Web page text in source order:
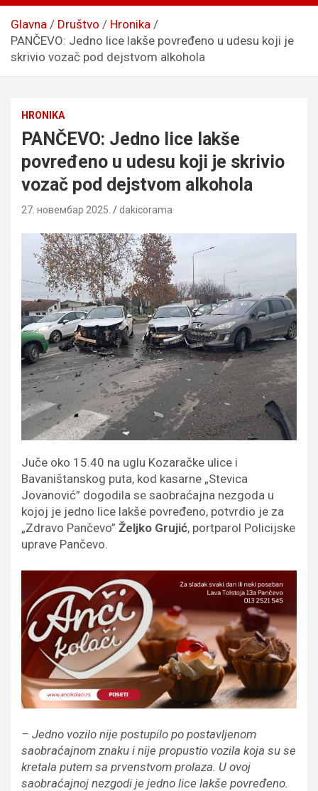
Glavna Društvo
Hronika
PANČEVO: Jedno lice lakše povređeno u udesu koji je
skrivio vozač pod dejstvom alkohola
HRONIKA
PANČEVO: Jedno lice lakše
povređeno u udesu koji je skrivio
vozač pod dejstvom alkohola
27. новембар 2025. dakicorama
Juče oko 15.40 na uglu Kozaračke ulice i
Bavaništanskog puta, kod kasarne „Stevica
Jovanović” dogodila se saobraćajna nezgoda u
kojoj je jedno lice lakše povređeno, potvrdio je za
„Zdravo Pančevo” Željko Grujić, portparol Policijske
uprave Pančevo.
– Jedno vozilo nije postupilo po postavljenom
saobraćajnom znaku i nije propustio vozila koja su se
kretala putem sa prvenstvom prolaza. U ovoj
saobraćajnoj nezgodi je jedno lice lakše povređeno.